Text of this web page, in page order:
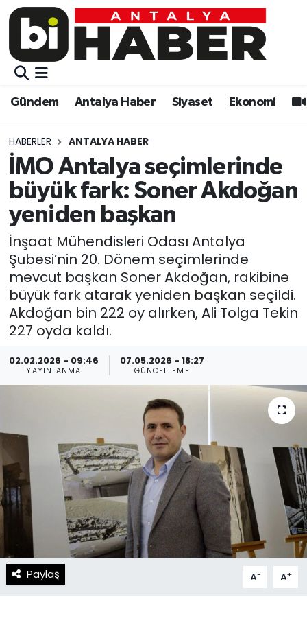
Gündem Antalya Haber Siyaset Ekonomi
HABERLER ANTALYA HABER
İMO Antalya seçimlerinde
büyük fark: Soner Akdoğan
yeniden başkan
İnşaat Mühendisleri Odası Antalya
Şubesi’nin 20. Dönem seçimlerinde
mevcut başkan Soner Akdoğan, rakibine
büyük fark atarak yeniden başkan seçildi.
Akdoğan bin 222 oy alırken, Ali Tolga Tekin
227 oyda kaldı.
02.02.2026 - 09:46
YAYINLANMA
07.05.2026 - 18:27
GÜNCELLEME
Paylaş A- A+
Gündem
Siyaset
Ekonomi
Video
Eğitim
Kültür-sanat
Sağlık
Spor
Teknoloji
Gündem
Siyaset
Eğitim
Ekonomi
Kültür-sanat
Sağlık
Spor
Teknoloji
Yaşam
Gizlilik Sözleşmesi
İletişim
Muratpaşa Nöbetçi Eczaneler
Muratpaşa Trafik Yoğunluk Haritası
Süper Lig Puan Durumu ve Fikstür
Tüm Manşetler
Son Dakika Haberleri
Haber Arşivi